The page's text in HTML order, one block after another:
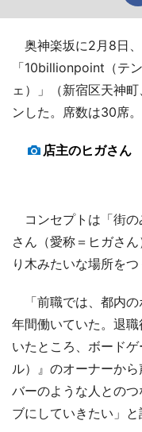
奥神楽坂に2月8日
「10billionpoint（テ
ェ）」（新宿区天神町
ンした。席数は30席。
店主のヒガさん
コンセプトは「街の
さん（愛称＝ヒガさ
り木みたいな場所をつ
「前職では、都内の
年間働いていた。退
いたところ、ボード
ル）』のオーナーか
バーのような人との
ブにしていきたい」と